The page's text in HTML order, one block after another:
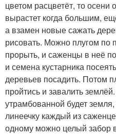
цветом расцветёт, то осени
вырастет когда большим,
а взамен новые сажать
рисовать. Можно плугом по
прорыть, и саженцы в неё
и семена кустарника
деревьев посадить. Потом
пройтись и завалить
утрамбованной будет
линеечку каждый из
одному можно целый забор